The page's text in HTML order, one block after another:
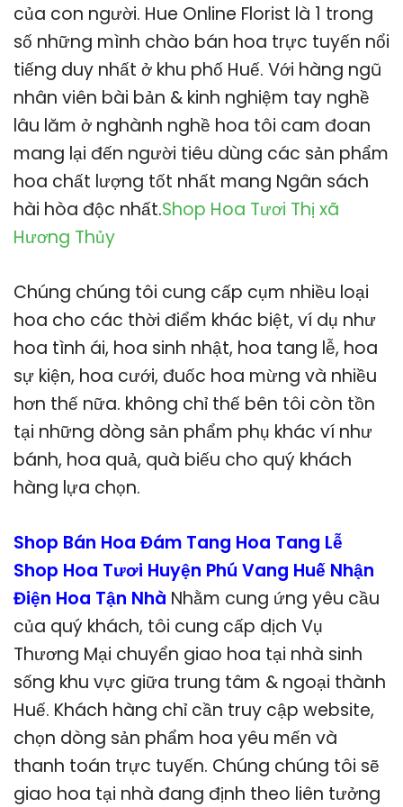
của con người. Hue Online Florist là 1 trong
số những mình chào bán hoa trực tuyến nổi
tiếng duy nhất ở khu phố Huế. Với hàng ngũ
nhân viên bài bản & kinh nghiệm tay nghề
lâu lăm ở nghành nghề hoa tôi cam đoan
mang lại đến người tiêu dùng các sản phẩm
hoa chất lượng tốt nhất mang Ngân sách
hài hòa độc nhất.Shop Hoa Tươi Thị xã
Hương Thủy
Chúng chúng tôi cung cấp cụm nhiều loại
hoa cho các thời điểm khác biệt, ví dụ như
hoa tình ái, hoa sinh nhật, hoa tang lễ, hoa
sự kiện, hoa cưới, đuốc hoa mừng và nhiều
hơn thế nữa. không chỉ thế bên tôi còn tồn
tại những dòng sản phẩm phụ khác ví như
bánh, hoa quả, quà biếu cho quý khách
hàng lựa chọn.
Shop Bán Hoa Đám Tang Hoa Tang Lễ
Shop Hoa Tươi Huyện Phú Vang Huế Nhận
Điện Hoa Tận Nhà Nhằm cung ứng yêu cầu
của quý khách, tôi cung cấp dịch Vụ
Thương Mại chuyển giao hoa tại nhà sinh
sống khu vực giữa trung tâm & ngoại thành
Huế. Khách hàng chỉ cần truy cập website,
chọn dòng sản phẩm hoa yêu mến và
thanh toán trực tuyến. Chúng chúng tôi sẽ
giao hoa tại nhà đang định theo liên tưởng